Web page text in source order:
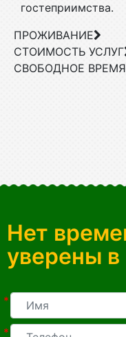
гостеприимства.
ПРОЖИВАНИЕ
СТОИМОСТЬ УСЛУГ
СВОБОДНОЕ ВРЕМЯ
Нет
уверены
*
*